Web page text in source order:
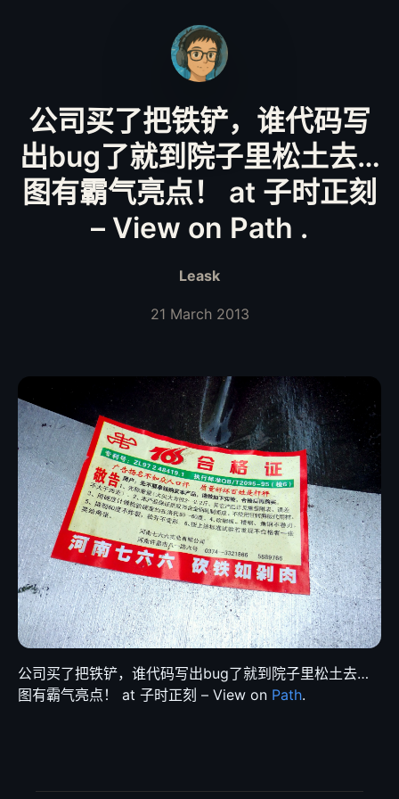
公司买了把铁铲，谁代码写
出bug了就到院子里松土去…
图有霸气亮点！ at 子时正刻
– View on Path .
Leask
21 March 2013
公司买了把铁铲，谁代码写出bug了就到院子里松土去…
图有霸气亮点！ at 子时正刻 – View on Path.